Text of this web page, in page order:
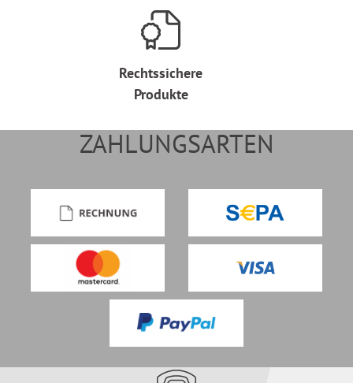
Rechtssichere
Produkte
ZAHLUNGSARTEN